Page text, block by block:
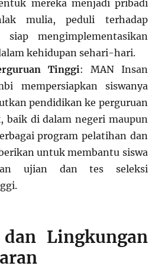
mereka menjadi pribadi
mulia, peduli terhadap
siap mengimplementasikan
kehidupan sehari-hari.
Tinggi: MAN Insan
mempersiapkan siswanya
pendidikan ke perguruan
baik di dalam negeri maupun
program pelatihan dan
untuk membantu siswa
ujian dan tes seleksi
Lingkungan